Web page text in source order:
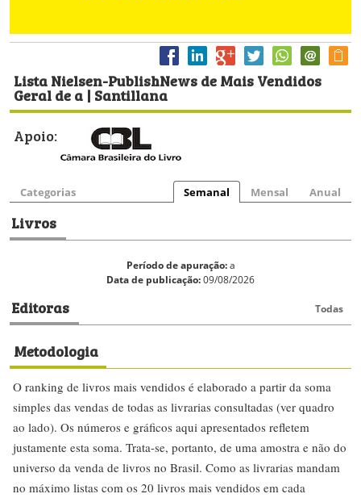
Lista Nielsen-PublishNews de Mais Vendidos
Geral de a | Santillana
Apoio:
Categorias Semanal Mensal Anual
Livros
Período de apuração:a
Data de publicação:09/08/2026
Editoras Todas
Metodologia
O ranking de livros mais vendidos é elaborado a partir da soma
simples das vendas de todas as livrarias consultadas (ver quadro
ao lado). Os números e gráficos aqui apresentados refletem
justamente esta soma. Trata-se, portanto, de uma amostra e não do
universo da venda de livros no Brasil. Como as livrarias mandam
no máximo listas com os 20 livros mais vendidos em cada